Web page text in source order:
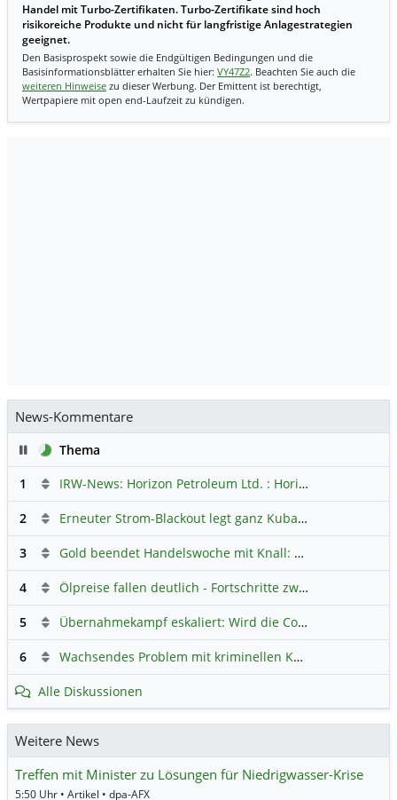
Handel mit Turbo-Zertifikaten. Turbo-Zertifikate sind hoch
risikoreiche Produkte und nicht für langfristige Anlagestrategien
geeignet.
Den Basisprospekt sowie die Endgültigen Bedingungen und die
Basisinformationsblätter erhalten Sie hier: VY47Z2. Beachten Sie auch die
weiteren Hinweise zu dieser Werbung. Der Emittent ist berechtigt,
Wertpapiere mit open end-Laufzeit zu kündigen.
News-Kommentare
PauseThema
1
IRW-News: Horizon Petroleum Ltd. : Horizon Petroleum beginnt mit der Testförderung im Projekt Lachowice in Polen und schließt die Platzierung einer überzeichneten Wandelanleihe ab
2 Erneuter Strom-Blackout legt ganz Kuba lahm
3 Gold beendet Handelswoche mit Knall: Barrick Mining – Ist diese Aktie wieder ein Kauf?
4 Ölpreise fallen deutlich - Fortschritte zwischen USA und Iran belasten
5 Übernahmekampf eskaliert: Wird die Commerzbank italienisch?
6 Wachsendes Problem mit kriminellen Kunden im Online-Handel
Alle Diskussionen
Weitere News
Treffen mit Minister zu Lösungen für Niedrigwasser-Krise
5:50 Uhr • Artikel • dpa-AFX